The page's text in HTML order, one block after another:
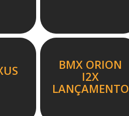
BMX ORION
I2X
LANÇAMENTO